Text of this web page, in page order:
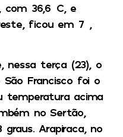
36,6°C, e
ficou em 7°,
nessa terça (23), o
São Francisco foi o
temperatura acima
no Sertão,
Arapiraca, no